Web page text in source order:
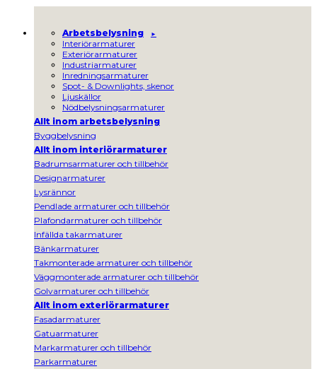
Arbetsbelysning
Interiörarmaturer
Exteriörarmaturer
Industriarmaturer
Inredningsarmaturer
Spot- & Downlights, skenor
Ljuskällor
Nödbelysningsarmaturer
Allt inom arbetsbelysning
Byggbelysning
Allt inom interiörarmaturer
Badrumsarmaturer och tillbehör
Designarmaturer
Lysrännor
Pendlade armaturer och tillbehör
Plafondarmaturer och tillbehör
Infällda takarmaturer
Bänkarmaturer
Takmonterade armaturer och tillbehör
Väggmonterade armaturer och tillbehör
Golvarmaturer och tillbehör
Allt inom exteriörarmaturer
Fasadarmaturer
Gatuarmaturer
Markarmaturer och tillbehör
Parkarmaturer